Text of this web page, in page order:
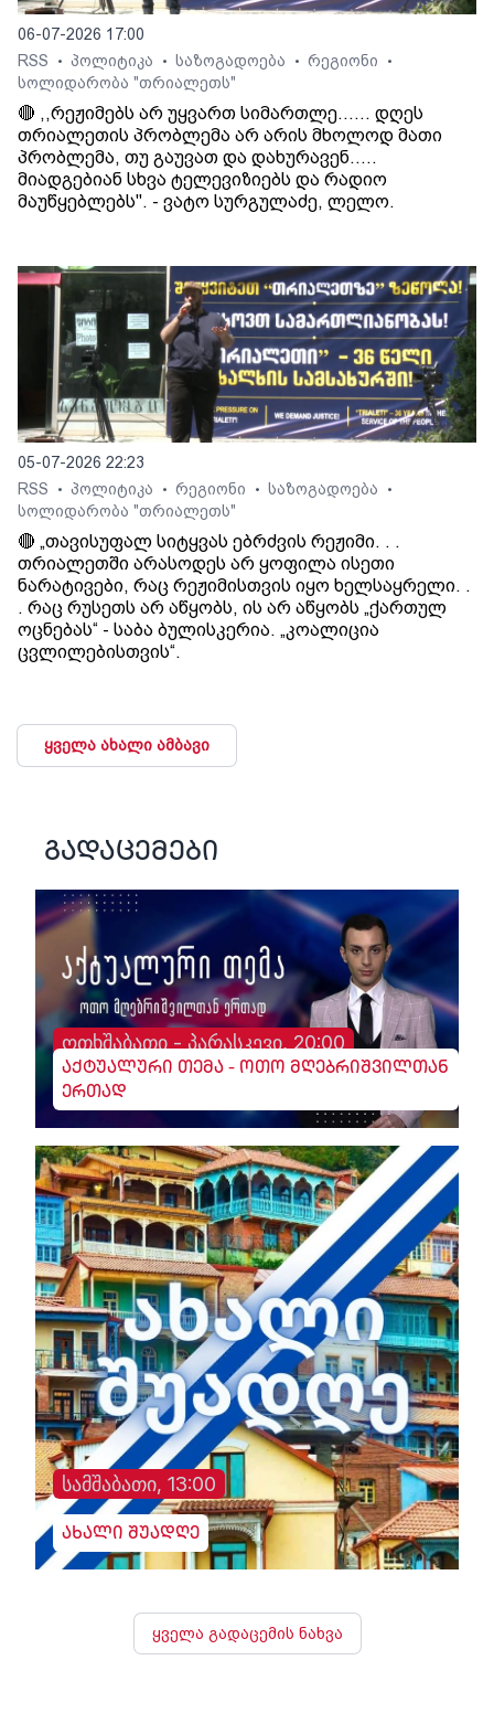
06-07-2026 17:00
RSS
• პოლიტიკა • საზოგადოება • რეგიონი •
სოლიდარობა "თრიალეთს"
🔴 ,,რეჟიმებს არ უყვართ სიმართლე...... დღეს
თრიალეთის პრობლემა არ არის მხოლოდ მათი
პრობლემა, თუ გაუვათ და დახურავენ.....
მიადგებიან სხვა ტელევიზიებს და რადიო
მაუწყებლებს". - ვატო სურგულაძე, ლელო.
05-07-2026 22:23
RSS
• პოლიტიკა • რეგიონი • საზოგადოება •
სოლიდარობა "თრიალეთს"
🔴 „თავისუფალ სიტყვას ებრძვის რეჟიმი. . .
თრიალეთში არასოდეს არ ყოფილა ისეთი
ნარატივები, რაც რეჟიმისთვის იყო ხელსაყრელი. .
. რაც რუსეთს არ აწყობს, ის არ აწყობს „ქართულ
ოცნებას“ - საბა ბულისკერია. „კოალიცია
ცვლილებისთვის“.
ყველა ახალი ამბავი
გადაცემები
ოთხშაბათი - პარასკევი, 20:00
აქტუალური თემა - ოთო მღებრიშვილთან
ერთად
სამშაბათი, 13:00
ახალი შუადღე
ყველა გადაცემის ნახვა